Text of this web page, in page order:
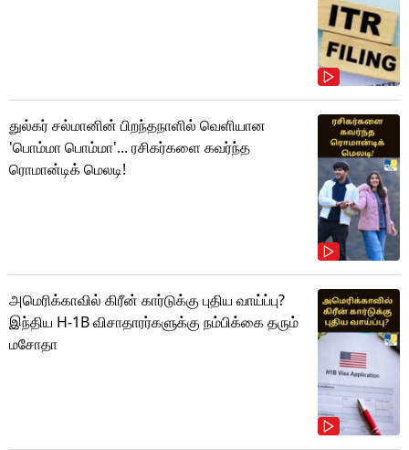
துல்கர் சல்மானின் பிறந்தநாளில் வெளியான
'பொம்மா பொம்மா'... ரசிகர்களை கவர்ந்த
ரொமான்டிக் மெலடி!
அமெரிக்காவில் கிரீன் கார்டுக்கு புதிய வாய்ப்பு?
இந்திய H-1B விசாதாரர்களுக்கு நம்பிக்கை தரும்
மசோதா